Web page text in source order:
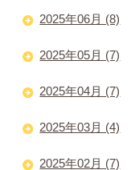
2025年06月 (8)
2025年05月 (7)
2025年04月 (7)
2025年03月 (4)
2025年02月 (7)